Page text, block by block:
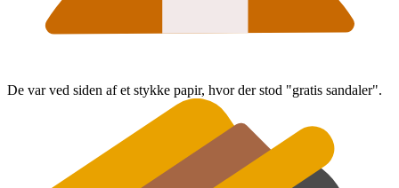
De var ved siden af et stykke papir, hvor der stod "gratis sandaler".